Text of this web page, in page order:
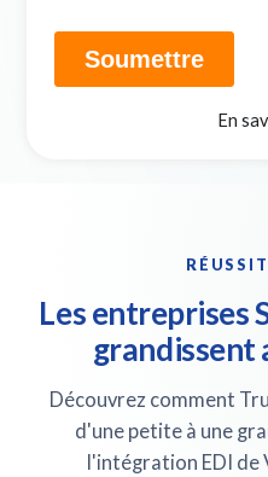
En
Les entreprises
grandissent
Découvrez comment
d'une petite à une
l'intégration EDI de